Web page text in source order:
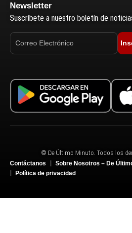
Newsletter
Suscríbete a nuestro boletín de
© De Último Minuto. Todos los
Contáctanos
Sobre Nosotros – De
Política de privacidad